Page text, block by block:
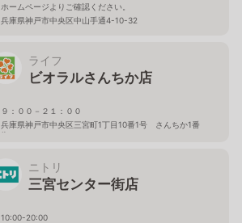
ホームページよりご確認ください。
兵庫県神戸市中央区中山手通4-10-32
ライフ
ビオラルさんちか店
９：００－２１：００
兵庫県神戸市中央区三宮町1丁目10番1号 さんちか1番
街
ニトリ
三宮センター街店
10:00-20:00